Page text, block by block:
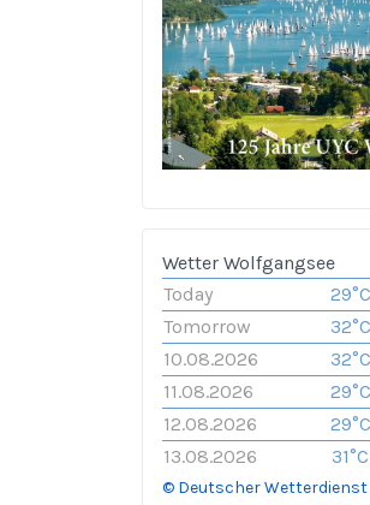
Wetter Wolfgangsee
Today
29°C
Tomorrow
32°C
10.08.2026
32°C
11.08.2026
29°C
12.08.2026
29°C
13.08.2026
31°C
© Deutscher Wetterdienst